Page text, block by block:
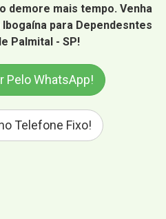
demore mais tempo. Venha
para Dependesntes
Palmital - SP!
Pelo WhatsApp!
Telefone Fixo!